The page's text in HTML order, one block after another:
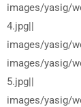
images/yasig/
4.jpg||
images/yasig/
images/yasig/
5.jpg||
images/yasig/